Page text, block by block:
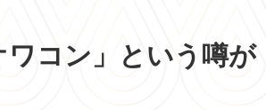
コン」という噂が